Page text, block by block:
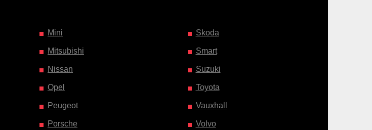
Mini
Mitsubishi
Nissan
Opel
Peugeot
Porsche
Skoda
Smart
Suzuki
Toyota
Vauxhall
Volvo